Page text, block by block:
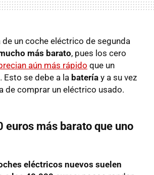
de un coche eléctrico de segunda
más barato, pues los cero
aún más rápido que un
Esto se debe a la batería y a su vez
de comprar un eléctrico usado.
euros más barato que uno
eléctricos nuevos suelen